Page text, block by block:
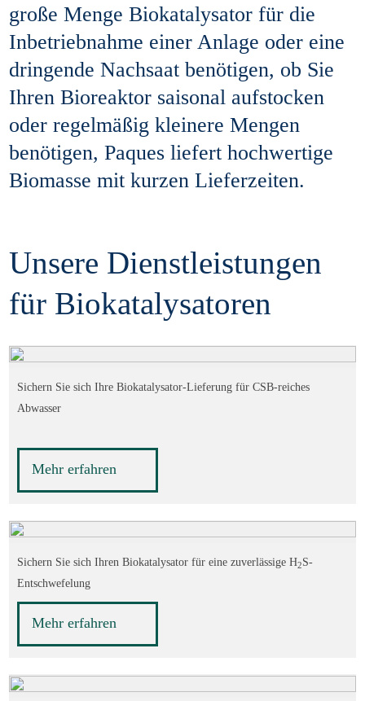
große Menge Biokatalysator für die
Inbetriebnahme einer Anlage oder eine
dringende Nachsaat benötigen, ob Sie
Ihren Bioreaktor saisonal aufstocken
oder regelmäßig kleinere Mengen
benötigen, Paques liefert hochwertige
Biomasse mit kurzen Lieferzeiten.
Unsere Dienstleistungen
für Biokatalysatoren
Sichern Sie sich Ihre Biokatalysator-Lieferung für CSB-reiches
Abwasser
Mehr erfahren
Sichern Sie sich Ihren Biokatalysator für eine zuverlässige H2S-
Entschwefelung
Mehr erfahren